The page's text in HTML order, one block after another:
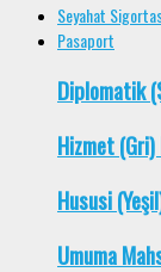
Seyahat
Pasaport
Diplomatik
Hizmet
Hususi
Umuma